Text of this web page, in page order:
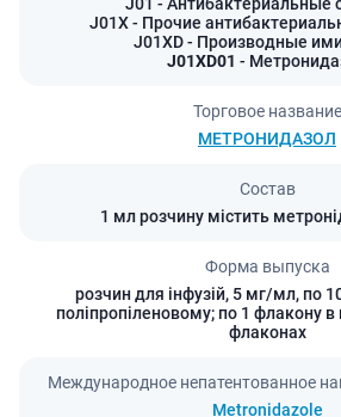
J01X- Прочие
J01XD- Производные
J01XD01 -
Торговое название
МЕТРОНИДАЗОЛ
Состав
1 мл розчину містить
Форма выпуска
розчин для інфузій, 5 мг/мл, по
поліпропіленовому; по 1 флакону в
флаконах
Международное непатентованное
Metronidazole